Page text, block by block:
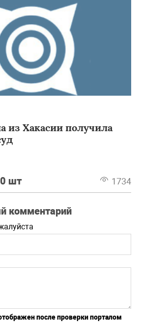
из Хакасии получила
0 шт 1734
комментарий
после проверки порталом